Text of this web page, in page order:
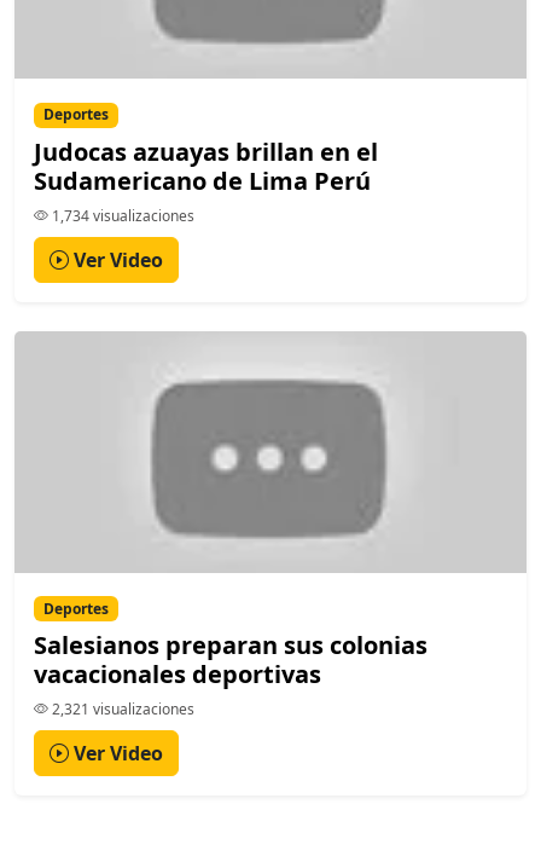
Deportes
Judocas azuayas brillan en el
Sudamericano de Lima Perú
1,734 visualizaciones
Ver Video
Deportes
Salesianos preparan sus colonias
vacacionales deportivas
2,321 visualizaciones
Ver Video